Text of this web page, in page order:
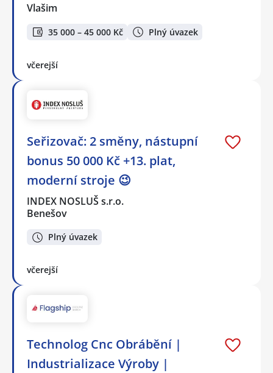
Vlašim
35 000 – 45 000 Kč Plný úvazek
včerejší
Seřizovač: 2 směny, nástupní
bonus 50 000 Kč +13. plat,
moderní stroje 😉
INDEX NOSLUŠ s.r.o.
Benešov
Plný úvazek
včerejší
Technolog Cnc Obrábění |
Industrializace Výroby |